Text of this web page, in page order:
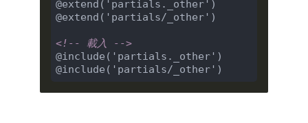
@extend('partials._other')
@extend('partials/_other')
<!-- 載入 -->
@include('partials._other')